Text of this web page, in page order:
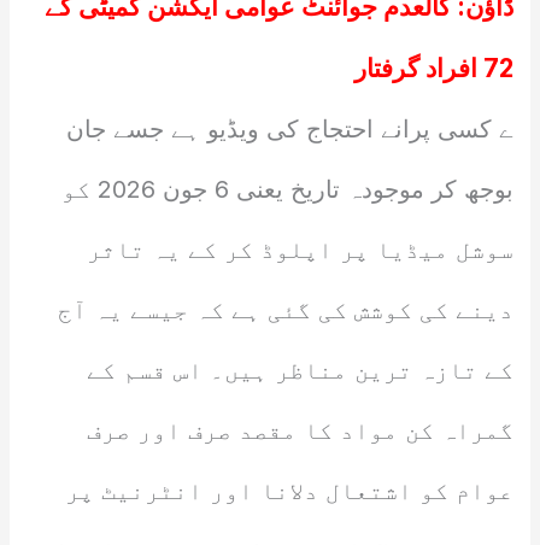
ڈاؤن: کالعدم جوائنٹ عوامی ایکشن کمیٹی کے
72 افراد گرفتار
ے کسی پرانے احتجاج کی ویڈیو ہے جسے جان
بوجھ کر موجودہ تاریخ یعنی 6 جون 2026 کو
سوشل میڈیا پر اپلوڈ کر کے یہ تاثر
دینے کی کوشش کی گئی ہے کہ جیسے یہ آج
کے تازہ ترین مناظر ہیں۔ اس قسم کے
گمراہ کن مواد کا مقصد صرف اور صرف
عوام کو اشتعال دلانا اور انٹرنیٹ پر